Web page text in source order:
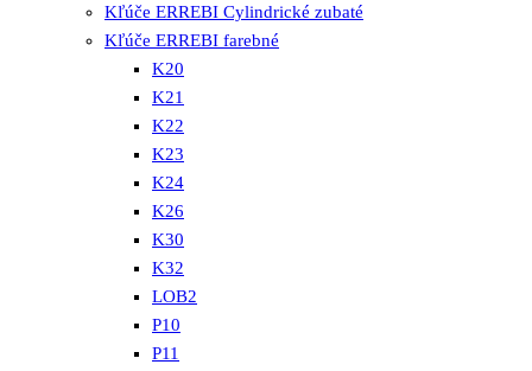
Kľúče ERREBI Cylindrické zubaté
Kľúče ERREBI farebné
K20
K21
K22
K23
K24
K26
K30
K32
LOB2
P10
P11